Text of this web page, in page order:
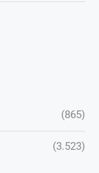
(865)
(3.523)